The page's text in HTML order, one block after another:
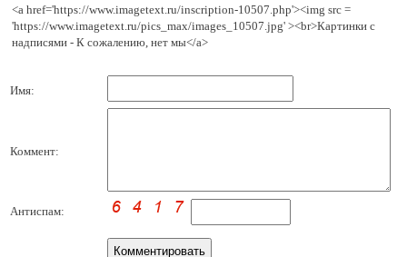
<a href='https://www.imagetext.ru/inscription-10507.php'><img src =
'https://www.imagetext.ru/pics_max/images_10507.jpg' ><br>Картинки с
надписями - К сожалению, нет мы</a>
Имя:
Коммент:
Антиспам: